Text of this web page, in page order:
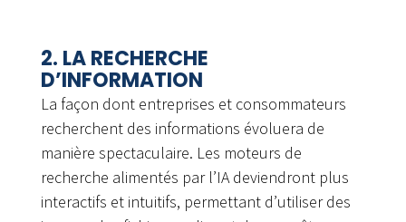
2. LA RECHERCHE
D’INFORMATION
La façon dont entreprises et consommateurs
recherchent des informations évoluera de
manière spectaculaire. Les moteurs de
recherche alimentés par l’IA deviendront plus
interactifs et intuitifs, permettant d’utiliser des